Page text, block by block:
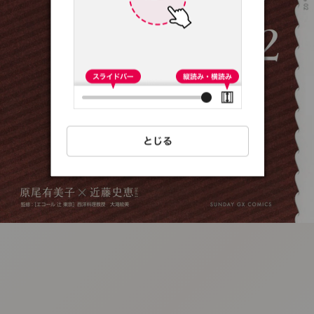
:692.15.692.77:t-